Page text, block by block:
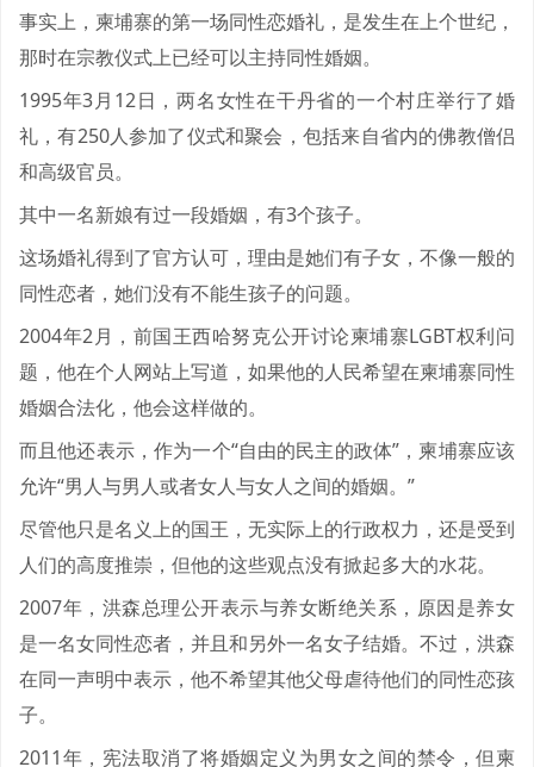
事实上，柬埔寨的第一场同性恋婚礼，是发生在上个世纪，
那时在宗教仪式上已经可以主持同性婚姻。
1995年3月12日，两名女性在干丹省的一个村庄举行了婚
礼，有250人参加了仪式和聚会，包括来自省内的佛教僧侣
和高级官员。
其中一名新娘有过一段婚姻，有3个孩子。
这场婚礼得到了官方认可，理由是她们有子女，不像一般的
同性恋者，她们没有不能生孩子的问题。
2004年2月，前国王西哈努克公开讨论柬埔寨LGBT权利问
题，他在个人网站上写道，如果他的人民希望在柬埔寨同性
婚姻合法化，他会这样做的。
而且他还表示，作为一个“自由的民主的政体”，柬埔寨应该
允许“男人与男人或者女人与女人之间的婚姻。”
尽管他只是名义上的国王，无实际上的行政权力，还是受到
人们的高度推崇，但他的这些观点没有掀起多大的水花。
2007年，洪森总理公开表示与养女断绝关系，原因是养女
是一名女同性恋者，并且和另外一名女子结婚。不过，洪森
在同一声明中表示，他不希望其他父母虐待他们的同性恋孩
子。
2011年，宪法取消了将婚姻定义为男女之间的禁令，但柬